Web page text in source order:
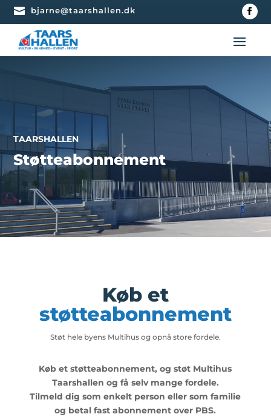
 bjarne@taarshallen.dk
TAARSHALLEN
Støtteabonnement
Køb et
støtteabonnement
Støt hele byens Multihus og opnå store fordele.
Køb et støtteabonnement, og støt Multihus
Taarshallen og få selv mange fordele.
Tilmeld dig som enkelt person eller som familie
og betal fast abonnement over PBS.